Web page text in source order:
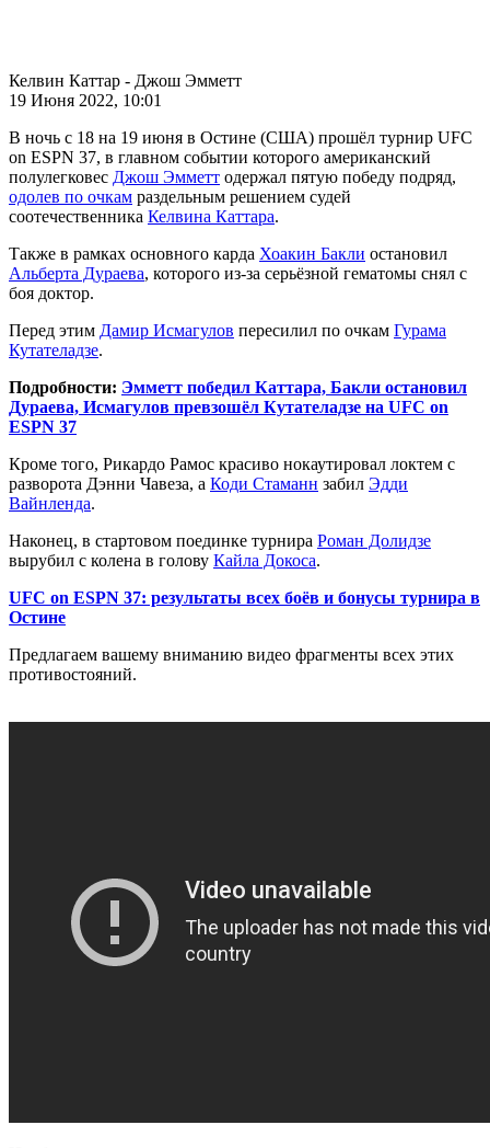
Келвин Каттар - Джош Эмметт
19 Июня 2022, 10:01
В ночь с 18 на 19 июня в Остине (США) прошёл турнир UFC
on ESPN 37, в главном событии которого американский
полулегковес Джош Эмметт одержал пятую победу подряд,
одолев по очкам раздельным решением судей
соотечественника Келвина Каттара.
Также в рамках основного карда Хоакин Бакли остановил
Альберта Дураева, которого из-за серьёзной гематомы снял с
боя доктор.
Перед этим Дамир Исмагулов пересилил по очкам Гурама
Кутателадзе.
Подробности: Эмметт победил Каттара, Бакли остановил
Дураева, Исмагулов превзошёл Кутателадзе на UFC on
ESPN 37
Кроме того, Рикардо Рамос красиво нокаутировал локтем с
разворота Дэнни Чавеза, а Коди Стаманн забил Эдди
Вайнленда.
Наконец, в стартовом поединке турнира Роман Долидзе
вырубил с колена в голову Кайла Докоса.
UFC on ESPN 37: результаты всех боёв и бонусы турнира в
Остине
Предлагаем вашему вниманию видео фрагменты всех этих
противостояний.